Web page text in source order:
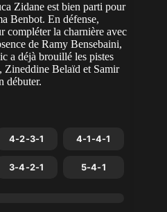
Zidane est bien parti pour
Benbot. En défense,
compléter la charnière avec
de Ramy Bensebaini,
a déjà brouillé les pistes
Zineddine Belaïd et Samir
débuter.